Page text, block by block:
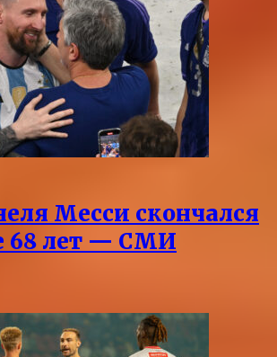
Месси скончался
68 лет — СМИ